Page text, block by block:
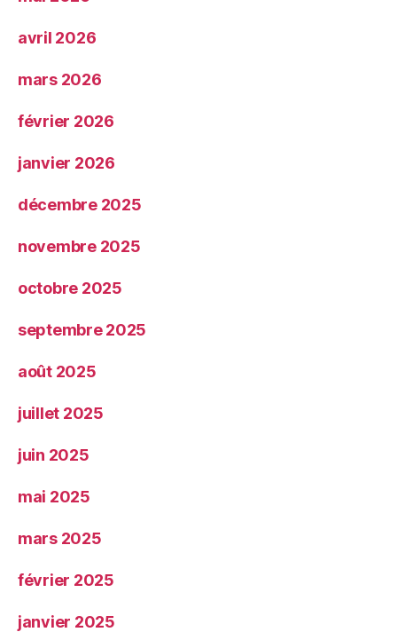
avril 2026
mars 2026
février 2026
janvier 2026
décembre 2025
novembre 2025
octobre 2025
septembre 2025
août 2025
juillet 2025
juin 2025
mai 2025
mars 2025
février 2025
janvier 2025